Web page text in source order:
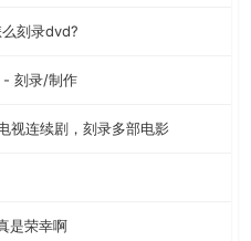
刻录dvd?
- 刻录/制作
视连续剧，刻录多部电影
是荣幸啊